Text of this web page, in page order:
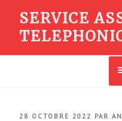
contenu
SERVICE
PUBLIÉ
28 OCTOBRE 2022 PAR